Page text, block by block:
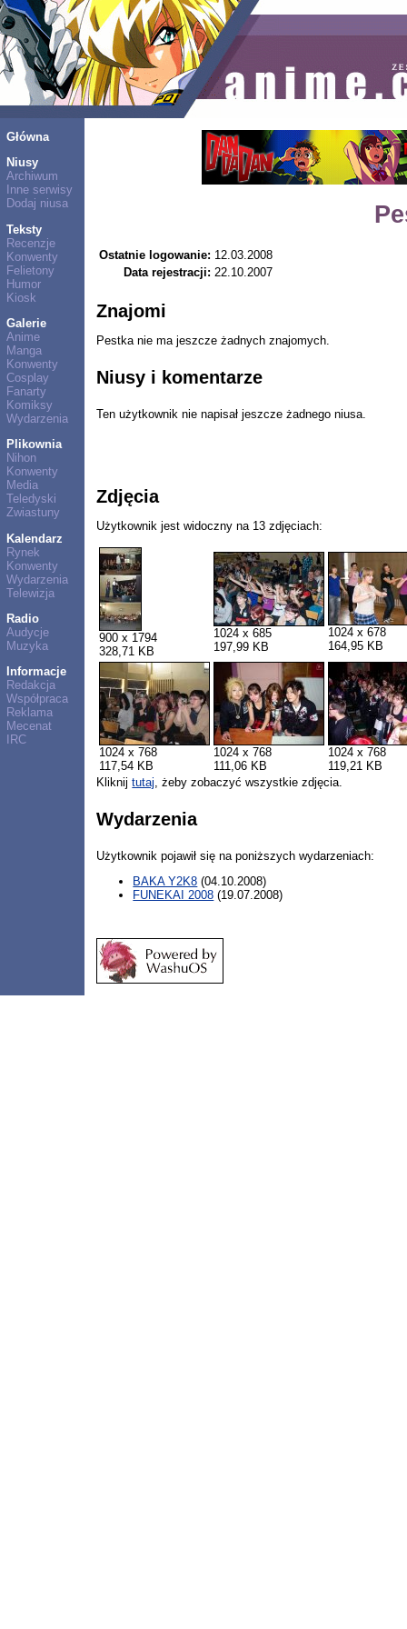
Główna
Niusy
Archiwum
Inne serwisy
Dodaj niusa
Teksty
Recenzje
Konwenty
Felietony
Humor
Kiosk
Galerie
Anime
Manga
Konwenty
Cosplay
Fanarty
Komiksy
Wydarzenia
Plikownia
Nihon
Konwenty
Media
Teledyski
Zwiastuny
Kalendarz
Rynek
Konwenty
Wydarzenia
Telewizja
Radio
Audycje
Muzyka
Informacje
Redakcja
Współpraca
Reklama
Mecenat
IRC
Ostatnie logowanie: 12.03.2008
Data rejestracji: 22.10.2007
Znajomi
Pestka nie ma jeszcze żadnych znajomych.
Niusy i komentarze
Ten użytkownik nie napisał jeszcze żadnego niusa.
Zdjęcia
Użytkownik jest widoczny na 13 zdjęciach:
900 x 1794
328,71 KB
1024 x 685
197,99 KB
1024 x 678
164,95 KB
1024 x 768
117,54 KB
1024 x 768
111,06 KB
1024 x 768
119,21 KB
Kliknijtutaj, żeby zobaczyć wszystkie zdjęcia.
Wydarzenia
Użytkownik pojawił się na poniższych wydarzeniach:
BAKA Y2K8 (04.10.2008)
FUNEKAI 2008 (19.07.2008)